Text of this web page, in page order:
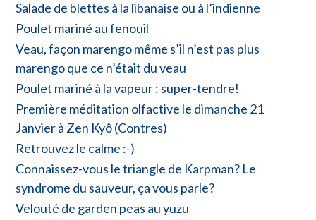
Salade de blettes à la libanaise ou à l’indienne
Poulet mariné au fenouil
Veau, façon marengo même s’il n’est pas plus
marengo que ce n’était du veau
Poulet mariné à la vapeur : super-tendre!
Première méditation olfactive le dimanche 21
Janvier à Zen Kyô (Contres)
Retrouvez le calme :-)
Connaissez-vous le triangle de Karpman? Le
syndrome du sauveur, ça vous parle?
Velouté de garden peas au yuzu